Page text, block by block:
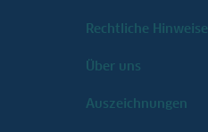
Rechtliche Hinweise
Über uns
Auszeichnungen